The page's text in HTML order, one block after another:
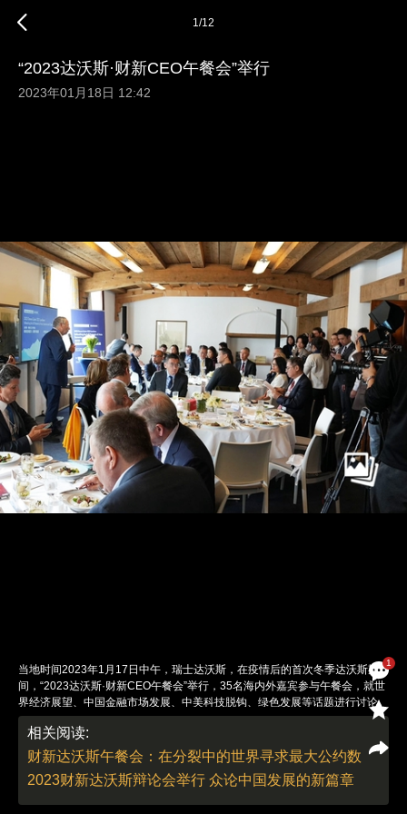
1
1/12
“2023达沃斯·财新CEO午餐会”举行
2023年01月18日 12:42
当地时间2023年1月17日中午，瑞士达沃斯，在疫情后的首次冬季达沃斯期
间，“2023达沃斯·财新CEO午餐会”举行，35名海内外嘉宾参与午餐会，就世
界经济展望、中国金融市场发展、中美科技脱钩、绿色发展等话题进行讨论。
图：海月（特约）
责任编辑：董德 | 版面编辑：李泊静
相关阅读:
财新达沃斯午餐会：在分裂中的世界寻求最大公约数
2023财新达沃斯辩论会举行 众论中国发展的新篇章